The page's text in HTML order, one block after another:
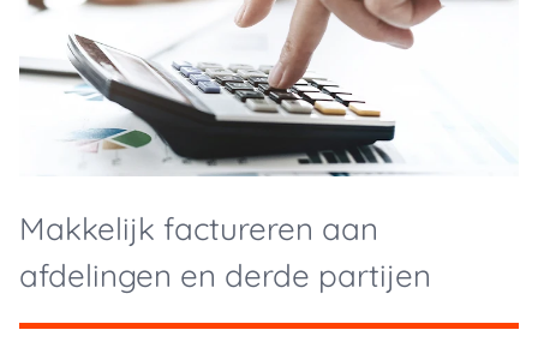
Makkelijk factureren aan
afdelingen en derde partijen